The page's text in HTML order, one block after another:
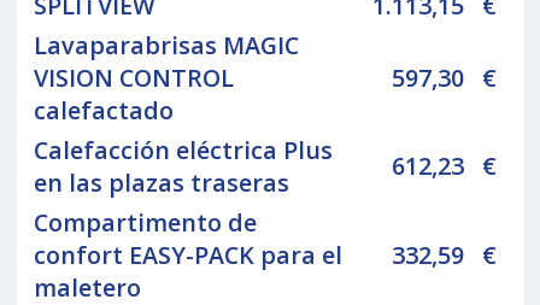
Lavaparabrisas MAGIC
VISION CONTROL
calefactado
597,30 €
Calefacción eléctrica Plus
en las plazas traseras
612,23 €
Compartimento de
confort EASY-PACK para el
maletero
332,59 €